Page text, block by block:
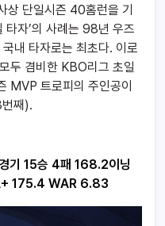
상 단일시즌 40홈런을 기
타자’의 사례는 98년 우즈
내 타자로는 최초다. 이로
두 겸비한 KBO리그 초일
MVP 트로피의 주인공이
째).
기 15승 4패 168.2이닝
175.4 WAR 6.83